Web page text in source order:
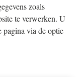
zoals
te verwerken. U
via de optie
met